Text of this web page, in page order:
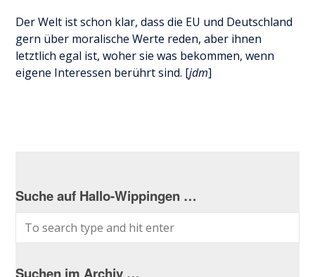
Der Welt ist schon klar, dass die EU und Deutschland
gern über moralische Werte reden, aber ihnen
letztlich egal ist, woher sie was bekommen, wenn
eigene Interessen berührt sind. [jdm]
Suche auf Hallo-Wippingen …